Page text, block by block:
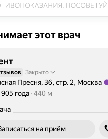
этот врач
из 5 Закрыто
Пресня, 36, стр. 2, Москва
1905 года Расстояние 440 м
года 440 м
на приём